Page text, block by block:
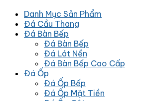
Danh Mục Sản Phẩm
Đá Cầu Thang
Đá Bàn Bếp
Đá Bàn Bếp
Đá Lát Nền
Đá Bàn Bếp Cao Cấp
Đá Ốp
Đá Ốp Bếp
Đá Ốp Mặt Tiền